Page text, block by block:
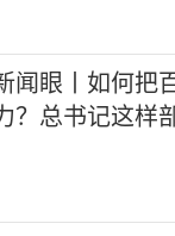
闻眼丨如何把
？总书记这样